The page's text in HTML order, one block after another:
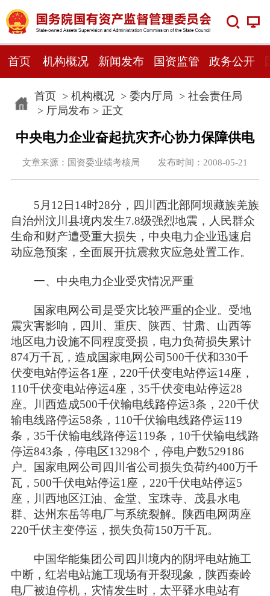
首页 机构概况 新闻发布 国资监管 政务公开
首页> 机构概况> 委内厅局 > 社会责任局
> 厅局发布> 正文
中央电力企业奋起抗灾齐心协力保障供电
文章来源：国资委业绩考核局 发布时间：2008-05-21
5月12日14时28分，四川西北部阿坝藏族羌族
自治州汶川县境内发生7.8级强烈地震，人民群众
生命和财产遭受重大损失，中央电力企业迅速启
动应急预案，全面展开抗震救灾应急处置工作。
一、中央电力企业受灾情况严重
国家电网公司是受灾比较严重的企业。受地
震灾害影响，四川、重庆、陕西、甘肃、山西等
地区电力设施不同程度受损，电力负荷损失累计
874万千瓦，造成国家电网公司500千伏和330千
伏变电站停运各1座，220千伏变电站停运14座，
110千伏变电站停运4座，35千伏变电站停运28
座。川西造成500千伏输电线路停运3条，220千伏
输电线路停运58条，110千伏输电线路停运119
条，35千伏输电线路停运119条，10千伏输电线路
停运843条，停电区13298个，停电户数529186
户。国家电网公司四川省公司损失负荷约400万千
瓦，500千伏电站停运1座，220千伏电站停运5
座，川西地区江油、金堂、宝珠寺、茂县水电
群、达州东岳等电厂与系统裂解。陕西电网两座
220千伏主变停运，损失负荷150万千瓦。
中国华能集团公司四川境内的阴坪电站施工
中断，红岩电站施工现场有开裂现象，陕西秦岭
电厂被迫停机，灾情发生时，太平驿水电站有